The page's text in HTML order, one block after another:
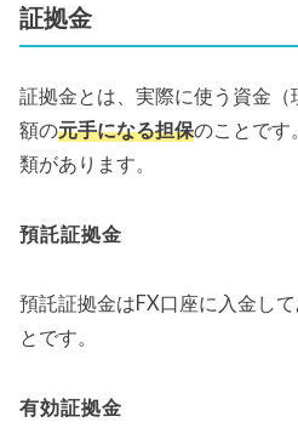
証拠金
証拠金とは、実際に使う資金
額の元手になる担保のことです
類があります。
預託証拠金
預託証拠金はFX口座に入金し
とです。
有効証拠金